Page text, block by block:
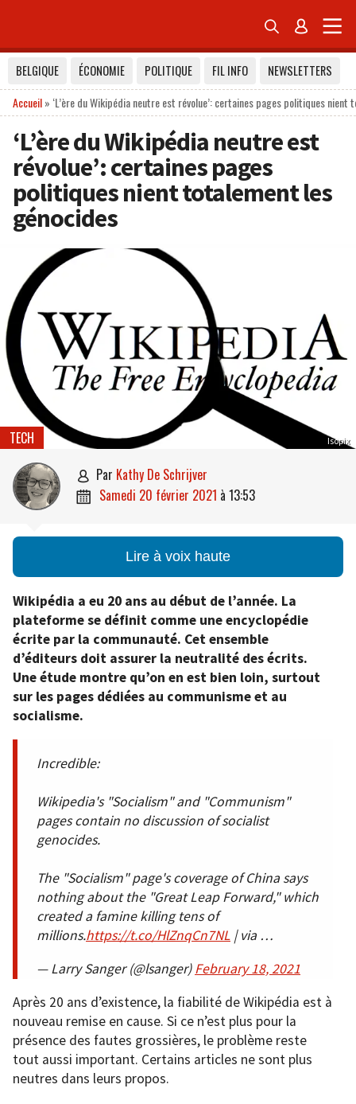
 
BELGIQUE ÉCONOMIE POLITIQUE FIL INFO
NEWSLETTERS
Accueil» ‘L’ère du Wikipédia neutre est révolue’: certaines pages politiques
‘L’ère du Wikipédia neutre est
révolue’: certaines pages
politiques nient totalement les
génocides
Isopix
TECH
 par Kathy De Schrijver
 samedi 20 février 2021 à 13:53
Lire à voix haute
Wikipédia a eu 20 ans au début de l’année. La
plateforme se définit comme une encyclopédie
écrite par la communauté. Cet ensemble
d’éditeurs doit assurer la neutralité des écrits.
Une étude montre qu’on en est bien loin, surtout
sur les pages dédiées au communisme et au
socialisme.
Incredible:
Wikipedia's "Socialism" and "Communism"
pages contain no discussion of socialist
genocides.
The "Socialism" page's coverage of China says
nothing about the "Great Leap Forward," which
created a famine killing tens of
millions.https://t.co/HlZnqCn7NL | via …
— Larry Sanger (@lsanger)February 18, 2021
Après 20 ans d’existence, la fiabilité de Wikipédia est à
nouveau remise en cause. Si ce n’est plus pour la
présence des fautes grossières, le problème reste
tout aussi important. Certains articles ne sont plus
neutres dans leurs propos.